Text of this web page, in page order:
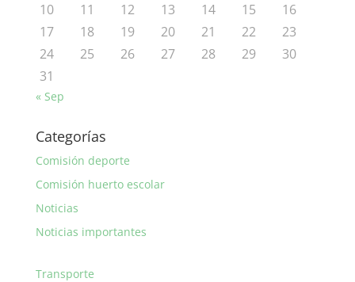
10
11 12 13 14 15
16
17
18 19 20 21 22
23
24
25 26 27 28 29
30
31
« Sep
Categorías
Comisión deporte
Comisión huerto escolar
Noticias
Noticias importantes
Transporte